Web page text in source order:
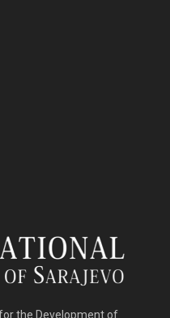
the Development of